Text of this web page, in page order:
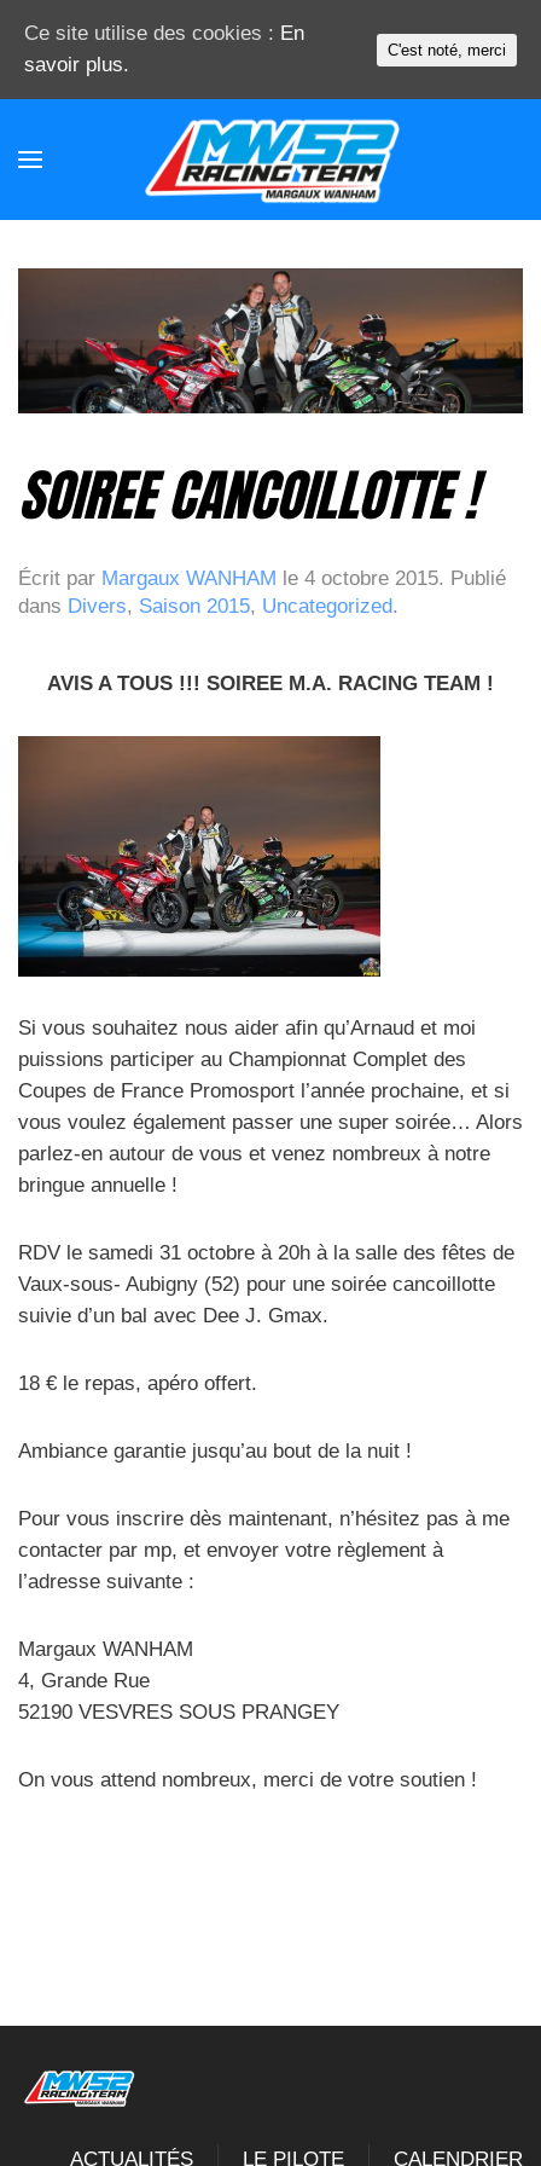
SOIREE CANCOILLOTTE !
Écrit par Margaux WANHAM le 4 octobre 2015. Publié
dans Divers, Saison 2015, Uncategorized.
AVIS A TOUS !!! SOIREE M.A. RACING TEAM !
Si vous souhaitez nous aider afin qu’Arnaud et moi
puissions participer au Championnat Complet des
Coupes de France Promosport l’année prochaine, et si
vous voulez également passer une super soirée… Alors
parlez-en autour de vous et venez nombreux à notre
bringue annuelle !
RDV le samedi 31 octobre à 20h à la salle des fêtes de
Vaux-sous- Aubigny (52) pour une soirée cancoillotte
suivie d’un bal avec Dee J. Gmax.
18 € le repas, apéro offert.
Ambiance garantie jusqu’au bout de la nuit !
Pour vous inscrire dès maintenant, n’hésitez pas à me
contacter par mp, et envoyer votre règlement à
l’adresse suivante :
Margaux WANHAM
4, Grande Rue
52190 VESVRES SOUS PRANGEY
On vous attend nombreux, merci de votre soutien !
ACTUALITÉS LE PILOTE CALENDRIER
Ce site utilise des cookies : En
savoir plus.
C'est noté, merci